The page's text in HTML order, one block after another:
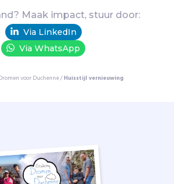
Maak impact, stuur door:
Via LinkedIn
Via WhatsApp
voor Duchenne/Huisstijl vernieuwing